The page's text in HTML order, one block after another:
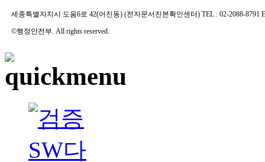
세종특별자치시 도움6로 42(어진동) (전자문서진본확인센터) TEL : 02-2088-8791
©행정안전부. All rights reserved.